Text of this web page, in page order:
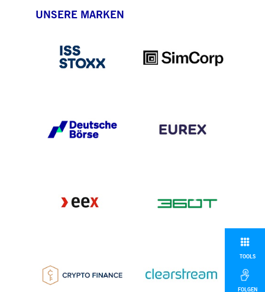
TOOLS
FOLGEN
UNSERE MARKEN